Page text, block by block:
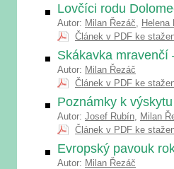
Lovčíci rodu
Autor: Milan Řezáč, Helena
Článek v PDF ke
Skákavka mravenčí
Autor: Milan Řezáč
Článek v PDF ke
Poznámky k
Autor: Josef Rubín, Milan
Článek v PDF ke
Evropský pavouk
Autor: Milan Řezáč